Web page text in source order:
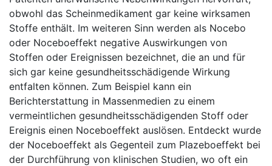
Rubriken
obwohl das Scheinmedikament gar keine wirksamen
Stoffe enthält. Im weiteren Sinn werden als Nocebo
oder Noceboeffekt negative Auswirkungen von
Stoffen oder Ereignissen bezeichnet, die an und für
sich gar keine gesundheitsschädigende Wirkung
entfalten können. Zum Beispiel kann ein
Berichterstattung in Massenmedien zu einem
vermeintlichen gesundheitsschädigenden Stoff oder
Ereignis einen Noceboeffekt auslösen. Entdeckt wurde
der Noceboeffekt als Gegenteil zum Plazeboeffekt bei
der Durchführung von klinischen Studien, wo oft ein